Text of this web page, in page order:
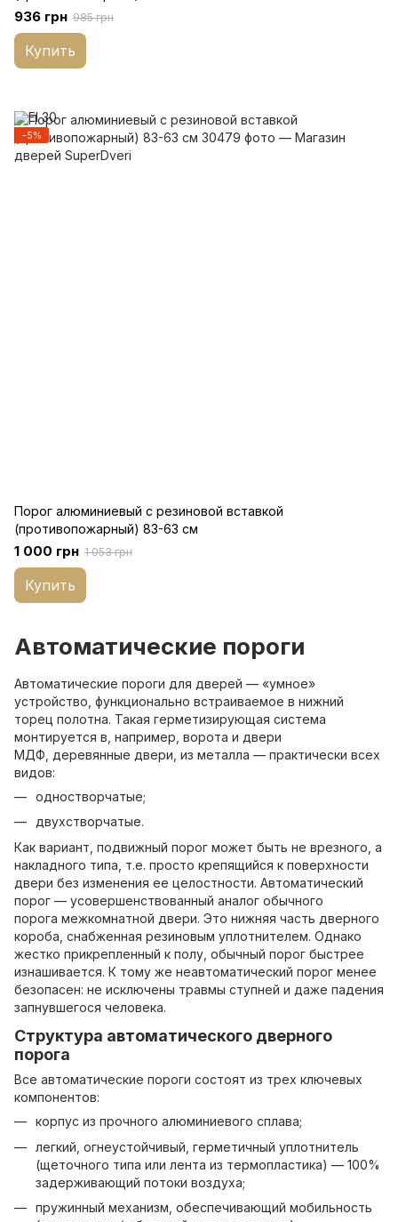
936 грн 985 грн
Купить
−5%
Порог алюминиевый с резиновой вставкой
(противопожарный) 83-63 см
1 000 грн 1 053 грн
Купить
Автоматические пороги
Автоматические пороги для дверей — «умное»
устройство, функционально встраиваемое в нижний
торец полотна. Такая герметизирующая система
монтируется в, например, ворота и двери
МДФ, деревянные двери, из металла — практически всех
видов:
одностворчатые;
двухстворчатые.
Как вариант, подвижный порог может быть не врезного, а
накладного типа, т.е. просто крепящийся к поверхности
двери без изменения ее целостности. Автоматический
порог — усовершенствованный аналог обычного
порога межкомнатной двери. Это нижняя часть дверного
короба, снабженная резиновым уплотнителем. Однако
жестко прикрепленный к полу, обычный порог быстрее
изнашивается. К тому же неавтоматический порог менее
безопасен: не исключены травмы ступней и даже падения
запнувшегося человека.
Структура автоматического дверного
порога
Все автоматические пороги состоят из трех ключевых
компонентов:
корпус из прочного алюминиевого сплава;
легкий, огнеустойчивый, герметичный уплотнитель
(щеточного типа или лента из термопластика) — 100%
задерживающий потоки воздуха;
пружинный механизм, обеспечивающий мобильность